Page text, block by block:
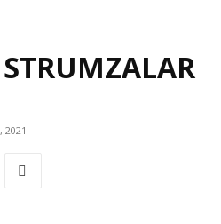
2021